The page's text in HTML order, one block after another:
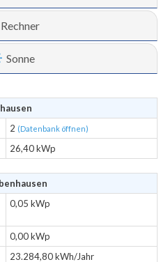
Rechner
Sonne
2 (Datenbank öffnen)
26,40 kWp
0,05 kWp
0,00 kWp
23.284,80 kWh/Jahr